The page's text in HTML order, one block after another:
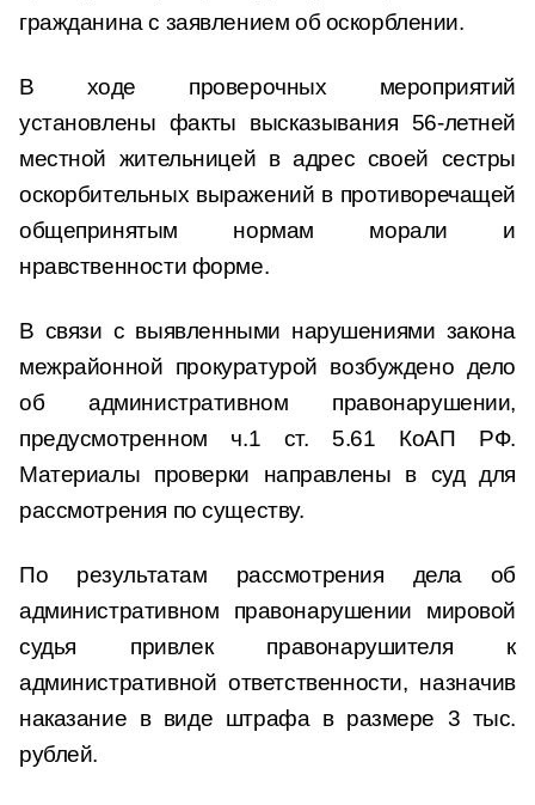
гражданина с заявлением об оскорблении.
В ходе проверочных мероприятий
установлены факты высказывания 56-летней
местной жительницей в адрес своей сестры
оскорбительных выражений в противоречащей
общепринятым нормам морали и
нравственности форме.
В связи с выявленными нарушениями закона
межрайонной прокуратурой возбуждено дело
об административном правонарушении,
предусмотренном ч.1 ст. 5.61 КоАП РФ.
Материалы проверки направлены в суд для
рассмотрения по существу.
По результатам рассмотрения дела об
административном правонарушении мировой
судья привлек правонарушителя к
административной ответственности, назначив
наказание в виде штрафа в размере 3 тыс.
рублей.